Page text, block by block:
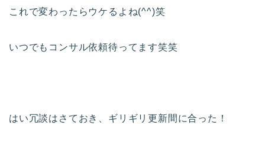
これで変わったらウケるよね(^^)笑
いつでもコンサル依頼待ってます笑笑
はい冗談はさておき、ギリギリ更新間に合った！